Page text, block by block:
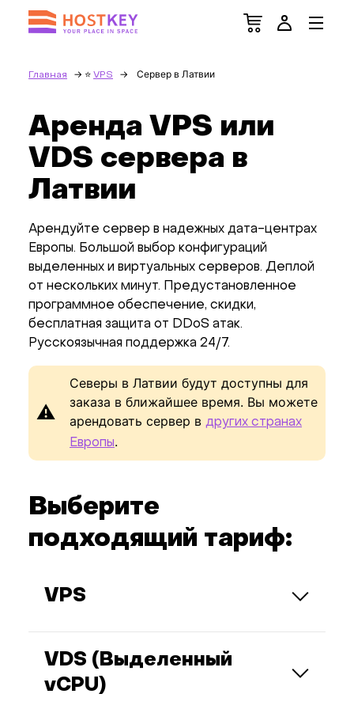
Главная VPS Сервер в Латвии
Аренда VPS или
VDS сервера в
Латвии
Арендуйте сервер в надежных дата-центрах
Европы. Большой выбор конфигураций
выделенных и виртуальных серверов. Деплой
от нескольких минут. Предустановленное
программное обеспечение, скидки,
бесплатная защита от DDoS атак.
Русскоязычная поддержка 24/7.
⚠️
Северы в Латвии будут доступны для
заказа в ближайшее время. Вы можете
арендовать сервер в других странах
Европы.
Выберите
подходящий тариф:
VPS
физическом. Вам выделяется
определенная часть процессора (ядер),
VDS (Выделенный
vCPU)